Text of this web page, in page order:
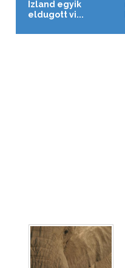
Izland egyik
eldugott vi...